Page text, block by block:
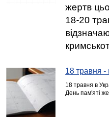
жертв
18-20
18 травня -
18 травня в
День пам'яті